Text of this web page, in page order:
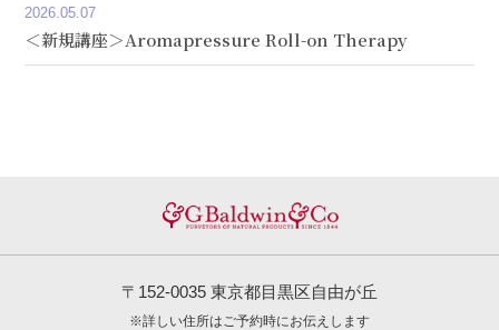
2026.05.07
＜新規講座＞Aromapressure Roll-on Therapy
〒152-0035 東京都目黒区自由が丘
※詳しい住所はご予約時にお伝えします